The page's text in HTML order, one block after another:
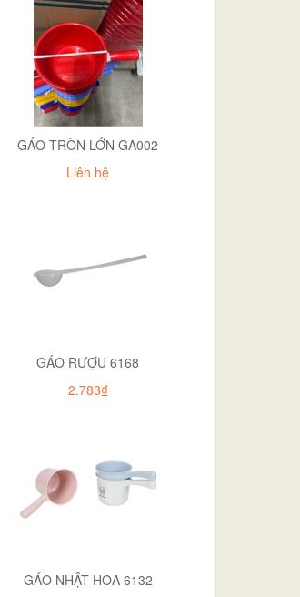
GÁO TRÒN LỚN GA002
Liên hệ
GÁO RƯỢU 6168
2.783₫
GÁO NHẬT HOA 6132